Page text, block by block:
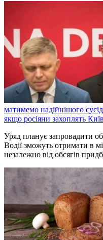
матимемо надійнішого
якщо росіяни захоплять Київ
Уряд планує запровадити
Водії зможуть отримати в
незалежно від обсягів